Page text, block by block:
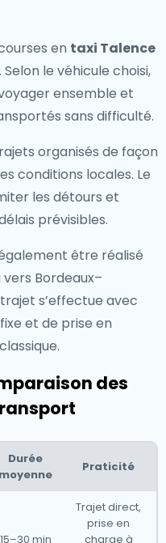
en taxi Talence
le véhicule choisi,
ensemble et
sans difficulté.
organisés de façon
conditions locales. Le
les détours et
prévisibles.
être réalisé
Bordeaux–
s’effectue avec
et de prise en
des
Durée
moyenne
Praticité
15–30 min
Trajet direct,
prise en
charge à